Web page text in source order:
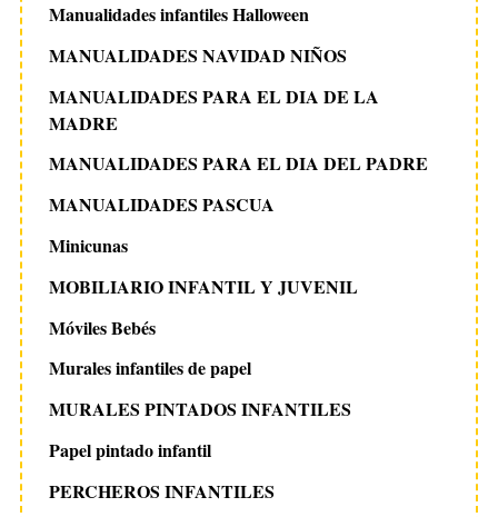
Manualidades infantiles Halloween
MANUALIDADES NAVIDAD NIÑOS
MANUALIDADES PARA EL DIA DE LA
MADRE
MANUALIDADES PARA EL DIA DEL PADRE
MANUALIDADES PASCUA
Minicunas
MOBILIARIO INFANTIL Y JUVENIL
Móviles Bebés
Murales infantiles de papel
MURALES PINTADOS INFANTILES
Papel pintado infantil
PERCHEROS INFANTILES